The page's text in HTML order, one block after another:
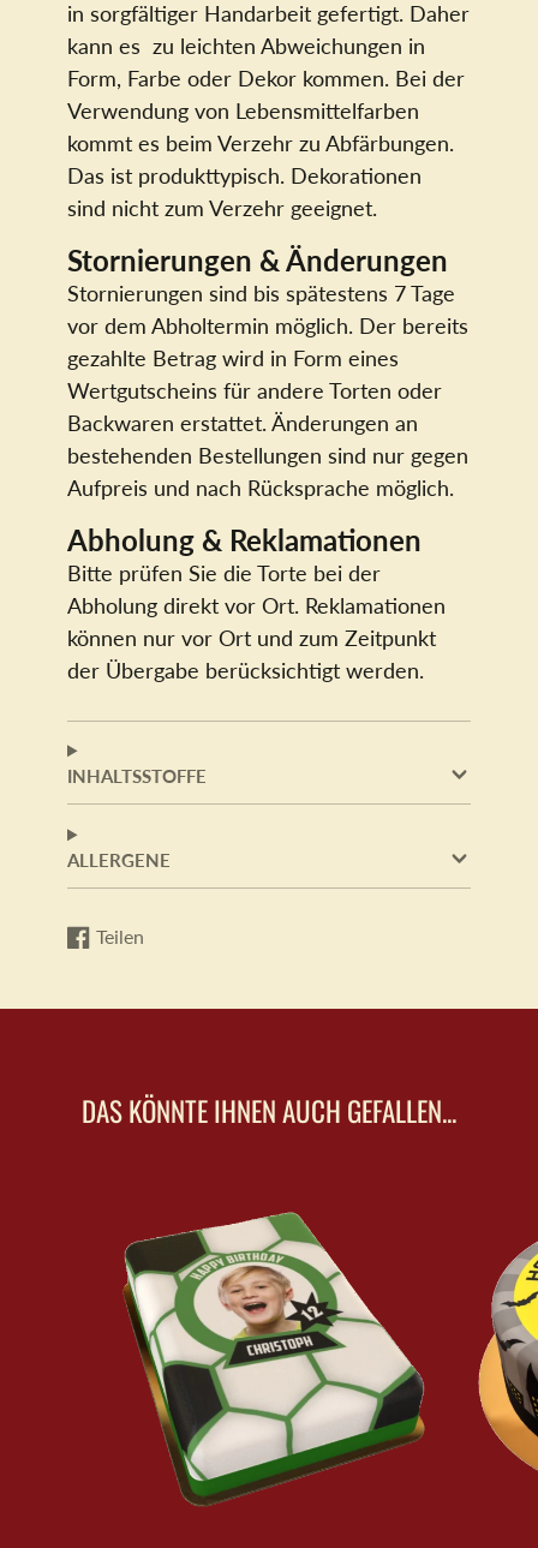
in sorgfältiger Handarbeit gefertigt. Daher
kann es zu leichten Abweichungen in
Form, Farbe oder Dekor kommen. Bei der
Verwendung von Lebensmittelfarben
kommt es beim Verzehr zu Abfärbungen.
Das ist produkttypisch. Dekorationen
sind nicht zum Verzehr geeignet.
Stornierungen & Änderungen
Stornierungen sind bis spätestens 7 Tage
vor dem Abholtermin möglich. Der bereits
gezahlte Betrag wird in Form eines
Wertgutscheins für andere Torten oder
Backwaren erstattet. Änderungen an
bestehenden Bestellungen sind nur gegen
Aufpreis und nach Rücksprache möglich.
Abholung & Reklamationen
Bitte prüfen Sie die Torte bei der
Abholung direkt vor Ort. Reklamationen
können nur vor Ort und zum Zeitpunkt
der Übergabe berücksichtigt werden.
INHALTSSTOFFE
ALLERGENE
Teilen
Auf
teilen
Wird
einem
DAS KÖNNTE IHNEN AUCH GEFALLEN...